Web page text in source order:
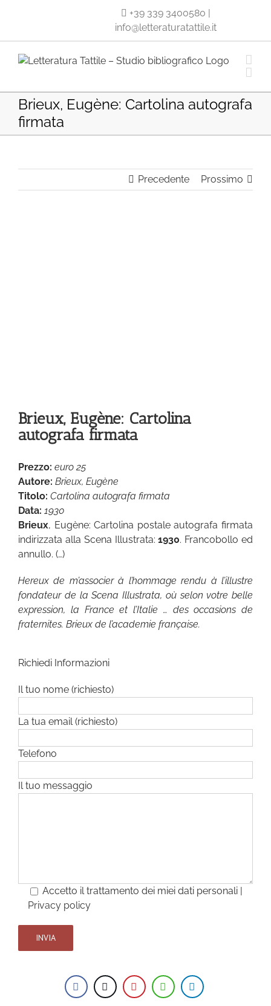
+39 339 3400580 |
info@letteraturatattile.it
Brieux, Eugène: Cartolina autografa
firmata
Precedente Prossimo
Brieux, Eugène: Cartolina
autografa firmata
Prezzo: euro 25
Autore: Brieux, Eugène
Titolo: Cartolina autografa firmata
Data: 1930
Brieux, Eugène: Cartolina postale autografa firmata
indirizzata alla Scena Illustrata:1930. Francobollo ed
annullo. (…)
Hereux de m’associer à l’hommage rendu à l’illustre
fondateur de la Scena Illustrata, où selon votre belle
expression, la France et l’Italie … des occasions de
fraternites. Brieux de l’academie française.
Richiedi Informazioni
Il tuo nome (richiesto)
La tua email (richiesto)
Telefono
Il tuo messaggio
Accetto il trattamento dei miei dati personali |
Privacy policy